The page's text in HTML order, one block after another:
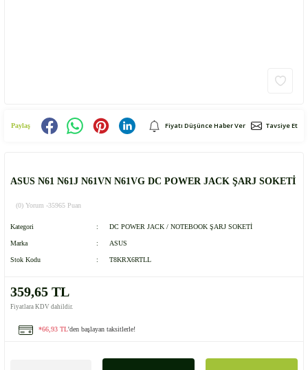
Paylaş Fiyatı Düşünce Haber Ver Tavsiye Et
ASUS N61 N61J N61VN N61VG DC POWER JACK ŞARJ SOKETİ
(0) Yorum -35965 Puan
Kategori DC POWER JACK / NOTEBOOK ŞARJ SOKETİ
Marka ASUS
Stok Kodu T8KRX6RTLL
359,65 TL
Fiyatlara KDV dahildir.
*66,93 TL'den başlayan taksitlerle!